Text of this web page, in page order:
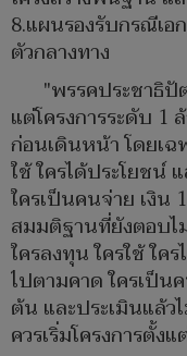
8.แผนรองรับกรณีเ
ตัวกลางทาง
"พรรคประชาธิ
แต่โครงการระดับ 1
ก่อนเดินหน้า โดยเฉ
ใช้ ใครได้ประโยชน์
ใครเป็นคนจ่าย เงิน
สมมติฐานที่ยังตอบไ
ใครลงทุน ใครใช้ ใค
ไปตามคาด ใครเป็
ต้น และประเมินแล้ว
ควรเริ่มโครงการตั้